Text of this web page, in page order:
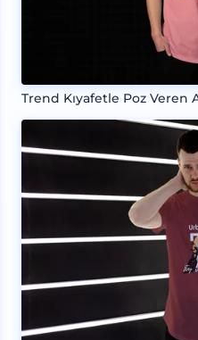
Trend Kıyafetle Poz Veren